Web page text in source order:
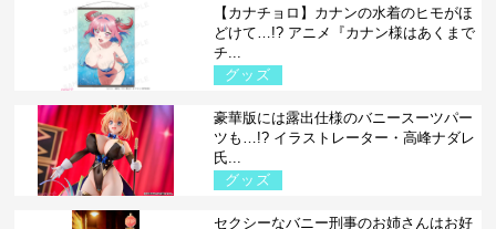
【カナチョロ】カナンの水着のヒモがほ
どけて…!? アニメ『カナン様はあくまで
チ...
グッズ
豪華版には露出仕様のバニースーツパー
ツも…!? イラストレーター・高峰ナダレ
氏...
グッズ
セクシーなバニー刑事のお姉さんはお好